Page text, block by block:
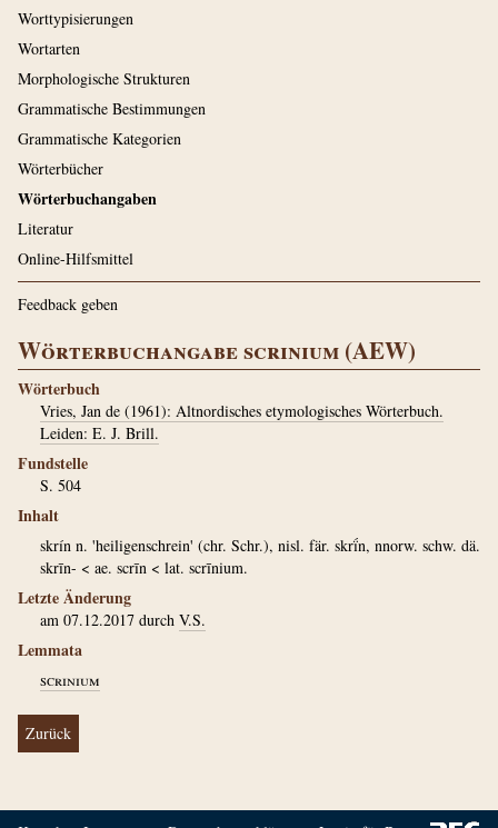
Worttypisierungen
Wortarten
Morphologische Strukturen
Grammatische Bestimmungen
Grammatische Kategorien
Wörterbücher
Wörterbuchangaben
Literatur
Online-Hilfsmittel
Feedback geben
Wörterbuchangabe scrinium (AEW)
Wörterbuch
Vries, Jan de (1961): Altnordisches etymologisches Wörterbuch.
Leiden: E. J. Brill.
Fundstelle
S. 504
Inhalt
skrín n. 'heiligenschrein' (chr. Schr.), nisl. fär. skrḯn, nnorw. schw. dä.
skrīn- < ae. scrīn < lat. scrīnium.
Letzte Änderung
am 07.12.2017 durch V.S.
Lemmata
scrinium
Zurück